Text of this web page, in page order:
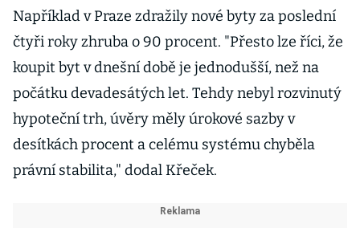
Například v Praze zdražily nové byty za poslední
čtyři roky zhruba o 90 procent. "Přesto lze říci, že
koupit byt v dnešní době je jednodušší, než na
počátku devadesátých let. Tehdy nebyl rozvinutý
hypoteční trh, úvěry měly úrokové sazby v
desítkách procent a celému systému chyběla
právní stabilita," dodal Křeček.